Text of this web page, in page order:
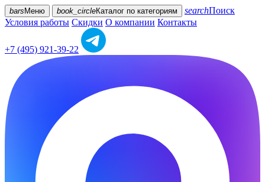
bars Меню book_circleКаталог по категориям searchПоиск
Условия работы Скидки О компании Контакты
+7 (495) 921-39-22